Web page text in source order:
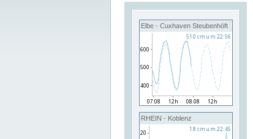
Elbe - Cuxhaven Steubenhöft
RHEIN - Koblenz